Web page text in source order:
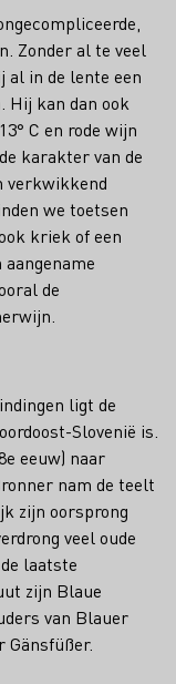
Zonder al te veel
in de lente een
Hij kan dan ook
C en rode wijn
karakter van de
verkwikkend
we toetsen
kriek of een
de
ligt de
Slovenië is.
eeuw) naar
nam de teelt
zijn oorsprong
veel oude
laatste
zijn Blaue
van Blauer
Gänsfüßer.